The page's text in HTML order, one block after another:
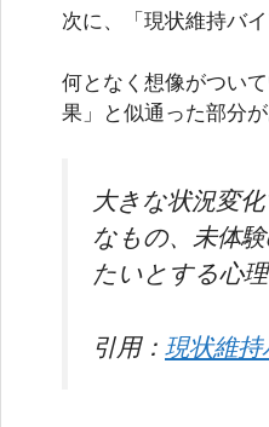
次に、「現状維持バ
何となく想像がつい
果」と似通った部分
大きな状況変
なもの、未体
たいとする心理
引用： 現状維